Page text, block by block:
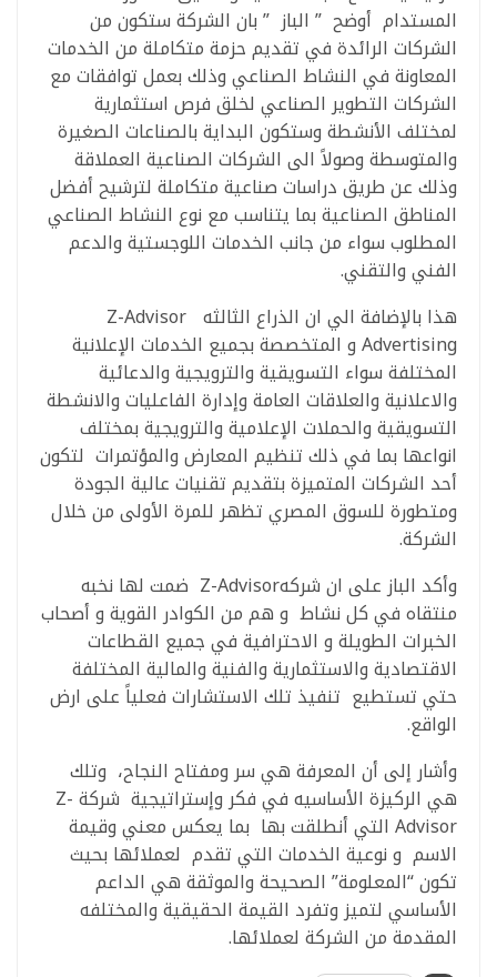
المستدام أوضح ” الباز ” بان الشركة ستكون من
الشركات الرائدة في تقديم حزمة متكاملة من الخدمات
المعاونة في النشاط الصناعي وذلك بعمل توافقات مع
الشركات التطوير الصناعي لخلق فرص استثمارية
لمختلف الأنشطة وستكون البداية بالصناعات الصغيرة
والمتوسطة وصولاً الى الشركات الصناعية العملاقة
وذلك عن طريق دراسات صناعية متكاملة لترشيح أفضل
المناطق الصناعية بما يتناسب مع نوع النشاط الصناعي
المطلوب سواء من جانب الخدمات اللوجستية والدعم
الفني والتقني.
هذا بالإضافة الي ان الذراع الثالثه Z-Advisor
Advertising و المتخصصة بجميع الخدمات الإعلانية
المختلفة سواء التسويقية والترويجية والدعائية
والاعلانية والعلاقات العامة وإدارة الفاعليات والانشطة
التسويقية والحملات الإعلامية والترويجية بمختلف
انواعها بما في ذلك تنظيم المعارض والمؤتمرات لتكون
أحد الشركات المتميزة بتقديم تقنيات عالية الجودة
ومتطورة للسوق المصري تظهر للمرة الأولى من خلال
الشركة.
وأكد الباز على ان شركهZ-Advisor ضمت لها نخبه
منتقاه في كل نشاط و هم من الكوادر القوية و أصحاب
الخبرات الطويلة و الاحترافية في جميع القطاعات
الاقتصادية والاستثمارية والفنية والمالية المختلفة
حتي تستطيع تنفيذ تلك الاستشارات فعلياً على ارض
الواقع.
وأشار إلى أن المعرفة هي سر ومفتاح النجاح، وتلك
هي الركيزة الأساسيه في فكر وإستراتيجية شركة Z-
Advisor التي أنطلقت بها بما يعكس معني وقيمة
الاسم و نوعية الخدمات التي تقدم لعملائها بحيث
تكون “المعلومة” الصحيحة والموثقة هي الداعم
الأساسي لتميز وتفرد القيمة الحقيقية والمختلفه
المقدمة من الشركة لعملائها.